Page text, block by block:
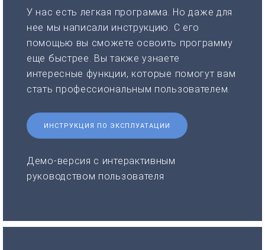
У нас есть легкая программа. Но даже для
нее мы написали инструкцию. С его
помощью вы сможете освоить программу
еще быстрее. Вы также узнаете
интересные функции, которые помогут вам
стать профессиональным пользователем.
ИНСТРУКЦИЯ ПО ЭКСПЛУАТАЦИИ
Демо-версия с интерактивным
руководством пользователя